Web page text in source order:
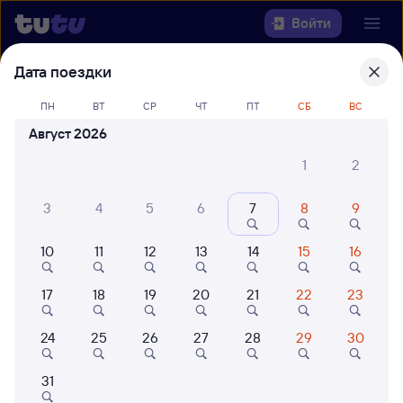
Войти
Выберите день, чтобы найти
билеты Вязники — Сириус
(Олимпийский Парк)
42 млн путешествуют с
Когда
Дата поездки
ПН ВТ СР ЧТ ПТ СБ ВС
Август 2026
1
2
3 4 5 6 7 8 9
10 11 12 13 14 15 16
17 18 19 20 21 22 23
24 25 26 27 28 29 30
31